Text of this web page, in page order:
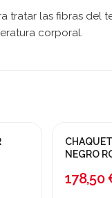
tratar las fibras del
corporal.
¡En oferta!
NEGRO
178,50